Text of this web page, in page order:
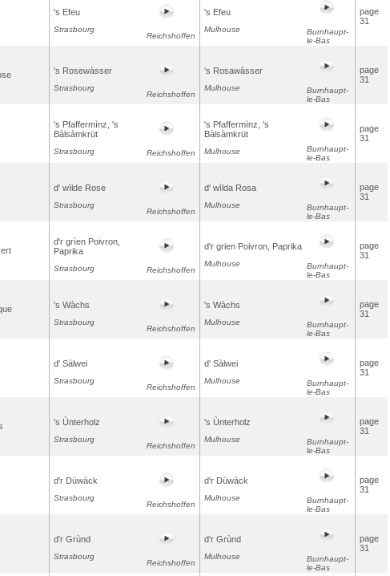
's Efeu
Strasbourg
Reichshoffen
's Efeu
Mulhouse
Burnhaupt-
le-Bas
page
31
's Rosewàsser
Strasbourg
Reichshoffen
's Rosawàsser
Mulhouse
Burnhaupt-
le-Bas
page
31
's Pfaffermìnz, 's
Bàlsàmkrüt
Strasbourg Reichshoffen
's Pfaffermìnz, 's
Bàlsàmkrüt
Mulhouse
Burnhaupt-
le-Bas
page
31
d' wìlde Rose
Strasbourg
Reichshoffen
d' wìlda Rosa
Mulhouse
Burnhaupt-
le-Bas
page
31
d'r grìen Poivron,
Paprika
Strasbourg Reichshoffen
d'r grien Poivron, Paprika
Mulhouse
Burnhaupt-
le-Bas
page
31
's Wàchs
Strasbourg
Reichshoffen
's Wàchs
Mulhouse
Burnhaupt-
le-Bas
page
31
d' Sàlwei
Strasbourg
Reichshoffen
d' Sàlwei
Mulhouse
Burnhaupt-
le-Bas
page
31
's Ùnterholz
Strasbourg
Reichshoffen
's Ùnterholz
Mulhouse
Burnhaupt-
le-Bas
page
31
d'r Düwàck
Strasbourg
Reichshoffen
d'r Düwàck
Mulhouse
Burnhaupt-
le-Bas
page
31
d'r Grùnd
Strasbourg
Reichshoffen
d'r Grùnd
Mulhouse
Burnhaupt-
le-Bas
page
31